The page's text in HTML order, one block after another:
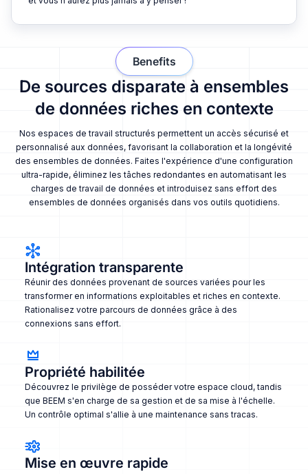
De sources disparate à ensembles
de données riches en contexte
Nos espaces de travail structurés permettent un accès sécurisé et
personnalisé aux données, favorisant la collaboration et la longévité
des ensembles de données. Faites l'expérience d'une configuration
ultra-rapide, éliminez les tâches redondantes en automatisant les
charges de travail de données et introduisez sans effort des
ensembles de données organisés dans vos outils quotidiens.
Benefits
Intégration transparente
Réunir des données provenant de sources variées pour les
transformer en informations exploitables et riches en contexte.
Rationalisez votre parcours de données grâce à des
connexions sans effort.
Propriété habilitée
Découvrez le privilège de posséder votre espace cloud, tandis
que BEEM s'en charge de sa gestion et de sa mise à l'échelle.
Un contrôle optimal s'allie à une maintenance sans tracas.
Mise en œuvre rapide